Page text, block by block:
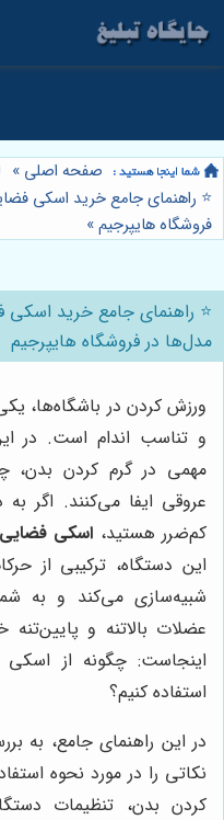
صفحه اصلی »
⭐️ راهنمای جامع خرید اسکی
فروشگاه هایپرجیم»
⭐️ راهنمای جامع خرید
مدل‌ها در فروشگاه هایپرجیم
ورزش کردن در باشگاه‌ها،
و تناسب اندام است. در
مهمی در گرم کردن بدن،
عروقی ایفا می‌کنند. اگر
کم‌ضرر هستید، اسکی
این دستگاه، ترکیبی از
شبیه‌سازی می‌کند و به
عضلات بالاتنه و
اینجاست: چگونه از
استفاده کنیم؟
در این راهنمای جامع، به
نکاتی را در مورد نحوه
کردن بدن، تنظیمات